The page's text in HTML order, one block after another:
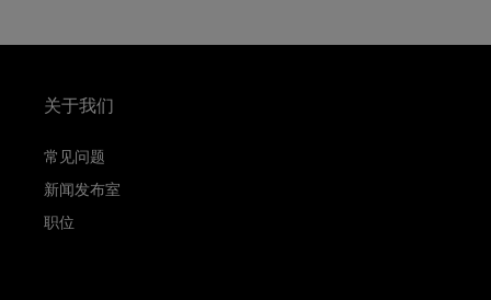
关于我们
常见问题
新闻发布室
职位